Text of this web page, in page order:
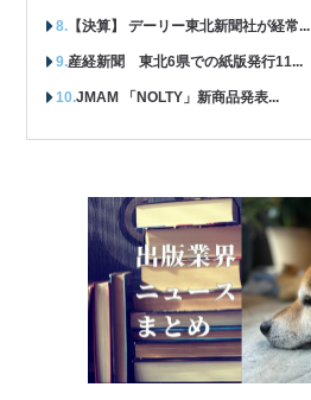
【決算】 デーリー東北新聞社が経常...
産経新聞 東北6県での紙版発行11...
JMAM 「NOLTY」新商品発表...